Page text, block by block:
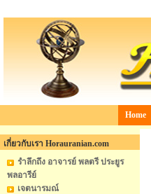
Home
เกี่ยวกับเรา Horauranian.com
รำลึกถึง อาจารย์ พลตรี ประยูร
พลอารีย์
เจตนารมณ์